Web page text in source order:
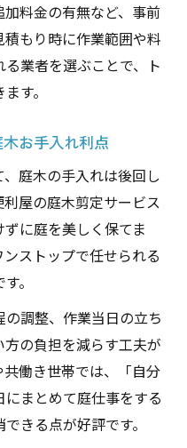
料金の有無など、事前
もり時に作業範囲や料
業者を選ぶことで、ト
す。
お手入れ利点
庭木の手入れは後回し
屋の庭木剪定サービス
に庭を美しく保てま
ストップで任せられる
。
調整、作業当日の立ち
の負担を減らす工夫が
働き世帯では、「自分
まとめて庭仕事をする
きる点が好評です。